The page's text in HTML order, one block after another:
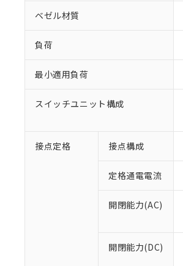
ベゼル材質
負荷
最小適用負荷
スイッチユニット構成
接点定格 接点構成
定格通電電流
開閉能力(AC)
開閉能力(DC)